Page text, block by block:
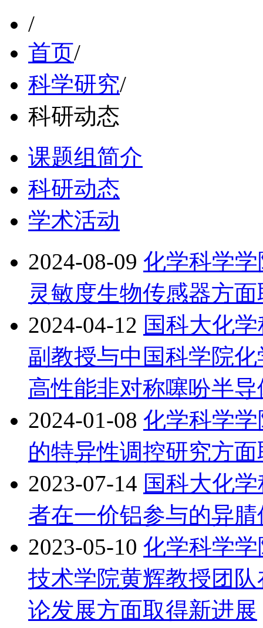
/
首页/
科学研究/
科研动态
课题组简介
科研动态
学术活动
2024-08-09 化学科学
灵敏度生物传感器方
2024-04-12 国科大化
副教授与中国科学院
高性能非对称噻吩半
2024-01-08 化学科学
的特异性调控研究方
2023-07-14 国科大化
者在一价铝参与的异
2023-05-10 化学科学
技术学院黄辉教授团
论发展方面取得新进展